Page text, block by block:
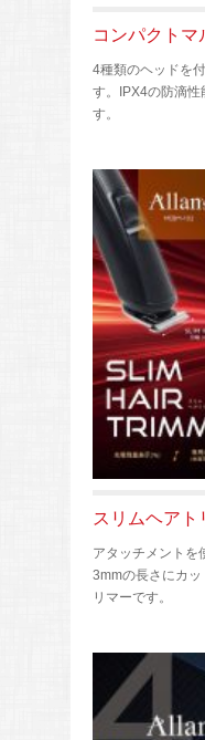
コンパクトマ
4種類のヘッドを
す。IPX4の防滴
す。
スリムヘアト
アタッチメントを
3mmの長さにカッ
リマーです。